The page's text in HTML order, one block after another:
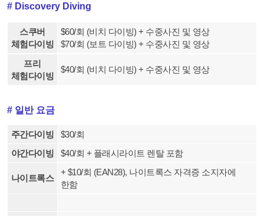
# Discovery Diving
스쿠버
체험다이빙
$60/회 (비치 다이빙) + 수중사진 및 영상
$70/회 (보트 다이빙) + 수중사진 및 영상
프리
체험다이빙
$40/회 (비치 다이빙) + 수중사진 및 영상
# 일반 요금
주간다이빙
$30/회
야간다이빙
$40/회 + 플래시라이트 렌탈 포함
나이트록스
+ $10/회 (EAN28), 나이트록스 자격증 소지자에
한함